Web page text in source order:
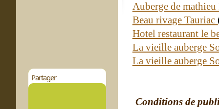
Partager
Auberge de
Beau rivage Tauriac
Hotel restaurant le
La vieille auberge
La vieille auberge
Conditions de